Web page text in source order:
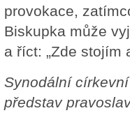
provokace,
Biskupka může
a říct: „Zde stojím
Synodální
představ